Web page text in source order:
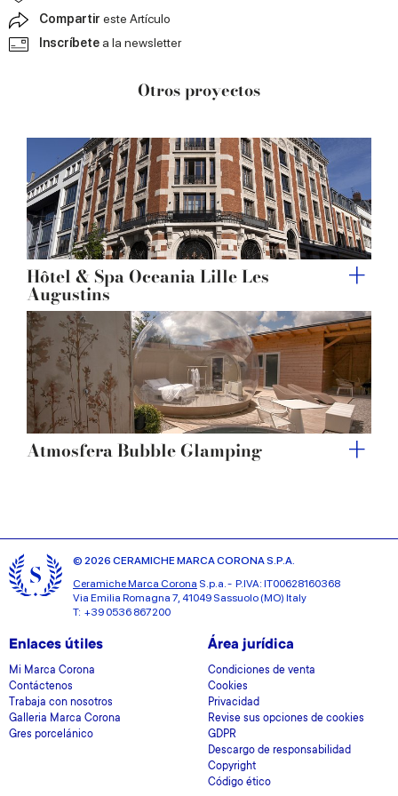
Compartir este Artículo
Inscríbete a la newsletter
Otros proyectos
Hôtel & Spa Oceania Lille Les
Augustins
Atmosfera Bubble Glamping
© 2026 CERAMICHE MARCA CORONA S.P.A.
Ceramiche Marca Corona S.p.a. - P.IVA: IT00628160368
Via Emilia Romagna 7, 41049 Sassuolo (MO) Italy
T: +39 0536 867200
Enlaces útiles
Mi Marca Corona
Contáctenos
Trabaja con nosotros
Galleria Marca Corona
Gres porcelánico
Área jurídica
Condiciones de venta
Cookies
Privacidad
Revise sus opciones de cookies
GDPR
Descargo de responsabilidad
Copyright
Código ético